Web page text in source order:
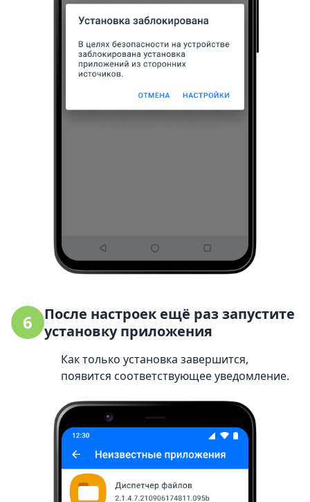
6
После настроек ещё раз запустите
установку приложения
Как только установка завершится,
появится соответствующее уведомление.